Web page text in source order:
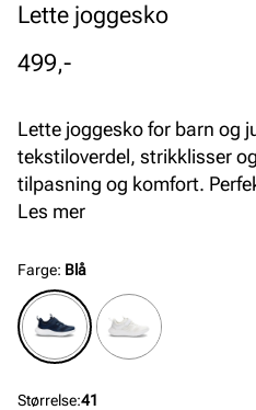
Lette joggesko
Pris
499,-
Lette joggesko for barn og
tekstiloverdel, strikklisser
tilpasning og komfort.
praktisk design og god
Les mer
Farge: Blå
Størrelse:41